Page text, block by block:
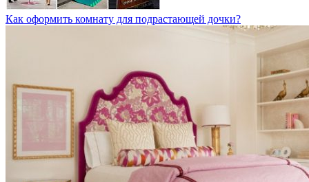
Как оформить комнату для подрастающей дочки?